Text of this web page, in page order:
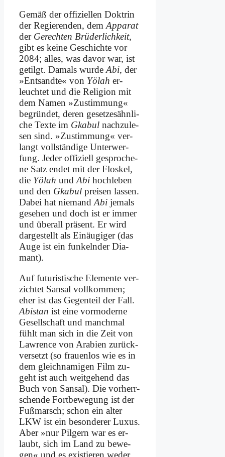
Ge­mäß der of­fi­zi­el­len Dok­trin
der Re­gie­ren­den, dem Ap­pa­rat
der Ge­rech­ten Brüder­lichkeit,
gibt es kei­ne Ge­schich­te vor
2084; al­les, was da­vor war, ist
ge­tilgt. Da­mals wur­de Abi, der
»Ent­sand­te« von Yö­l­ah er­
leuch­tet und die Re­li­gi­on mit
dem Na­men »Zustim­mung«
be­grün­det, de­ren ge­set­zes­ähn­li­
che Tex­te im Gka­bul nach­zu­le­
sen sind. »Zu­stim­mung« ver­
langt voll­stän­di­ge Un­ter­wer­
fung. Je­der of­fi­zi­ell ge­spro­che­
ne Satz en­det mit der Flos­kel,
die Yö­l­ah und Abi hoch­le­ben
und den Gka­bul prei­sen las­sen.
Da­bei hat nie­mand Abi je­mals
ge­se­hen und doch ist er im­mer
und über­all prä­sent. Er wird
dar­ge­stellt als Ein­äu­gi­ger (das
Au­ge ist ein fun­keln­der Dia­
mant).
Auf fu­tu­ri­sti­sche Ele­men­te ver­
zich­tet San­sal voll­kom­men;
eher ist das Ge­gen­teil der Fall.
Abi­stan ist ei­ne vor­mo­der­ne
Ge­sell­schaft und manch­mal
fühlt man sich in die Zeit von
Law­rence von Ara­bi­en zu­rück­
ver­setzt (so frau­en­los wie es in
dem gleich­na­mi­gen Film zu­
geht ist auch weit­ge­hend das
Buch von San­sal). Die vor­herr­
schen­de Fort­be­we­gung ist der
Fuß­marsch; schon ein al­ter
LKW ist ein be­son­de­rer Lu­xus.
Aber »nur Pil­gern war es er­
laubt, sich im Land zu be­we­
gen« und es exi­stie­ren we­der